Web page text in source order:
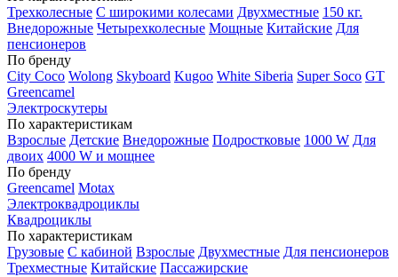
Трехколесные С широкими колесами Двухместные 150 кг.
Внедорожные Четырехколесные Мощные Китайские Для
пенсионеров
По бренду
City Coco Wolong Skyboard Kugoo White Siberia Super Soco GT
Greencamel
Электроскутеры
По характеристикам
Взрослые Детские Внедорожные Подростковые 1000 W Для
двоих 4000 W и мощнее
По бренду
Greencamel Motax
Электроквадроциклы
Квадроциклы
По характеристикам
Грузовые С кабиной Взрослые Двухместные Для пенсионеров
Трехместные Китайские Пассажирские